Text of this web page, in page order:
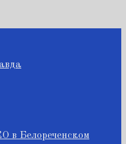
в Белореченском